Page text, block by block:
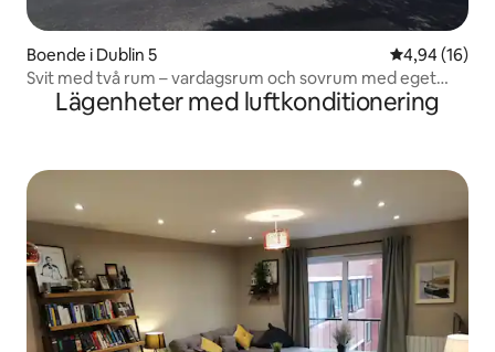
Boende i Dublin 5 4,94 av 5 i
4,94 (16)
Svit med två rum – vardagsrum och sovrum med eget
badrum
Lägenheter med luftkonditionering